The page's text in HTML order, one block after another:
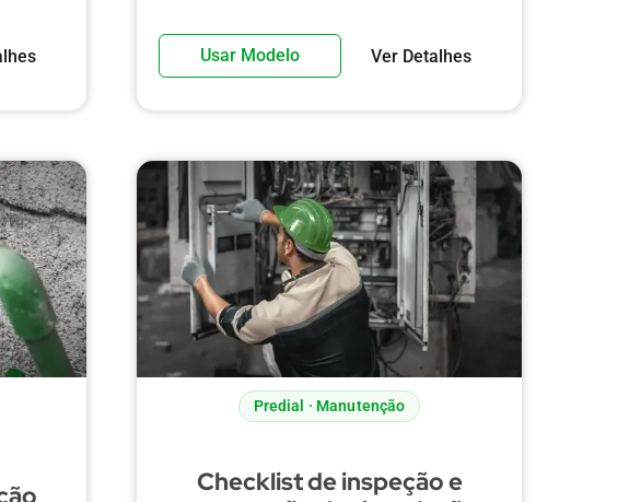
Usar Modelo Ver Detalhes
Predial · Manutenção
Checklist de inspeção e